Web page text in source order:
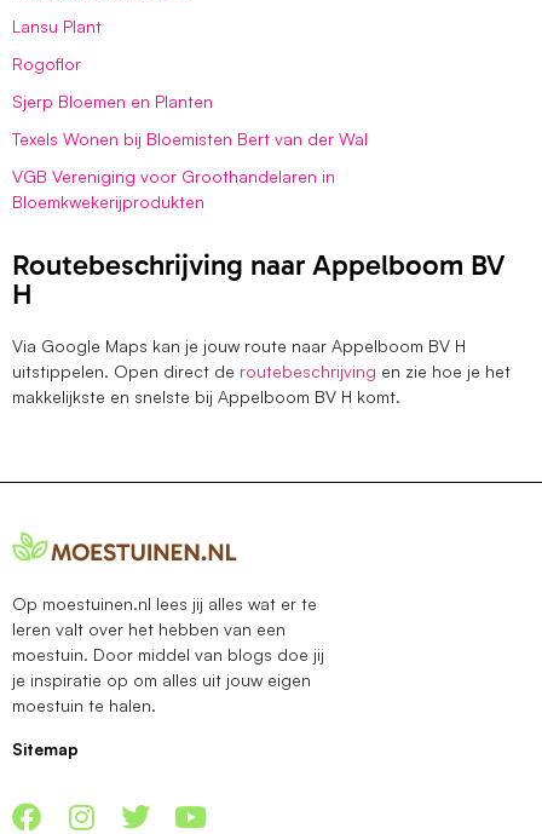
Lansu Plant
Rogoflor
Sjerp Bloemen en Planten
Texels Wonen bij Bloemisten Bert van der Wal
VGB Vereniging voor Groothandelaren in
Bloemkwekerijprodukten
Routebeschrijving naar Appelboom BV
H
Via Google Maps kan je jouw route naar Appelboom BV H
uitstippelen. Open direct de routebeschrijving en zie hoe je het
makkelijkste en snelste bij Appelboom BV H komt.
Op moestuinen.nl lees jij alles wat er te
leren valt over het hebben van een
moestuin. Door middel van blogs doe jij
je inspiratie op om alles uit jouw eigen
moestuin te halen.
Sitemap